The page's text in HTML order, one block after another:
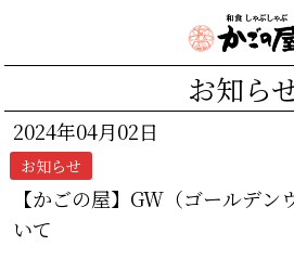
お知ら
2024年04月02日
お知らせ
【かごの屋】GW（ゴールデ
いて